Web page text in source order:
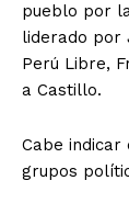
pueblo por
liderado por
Perú Libre,
a Castillo.
Cabe indicar
grupos